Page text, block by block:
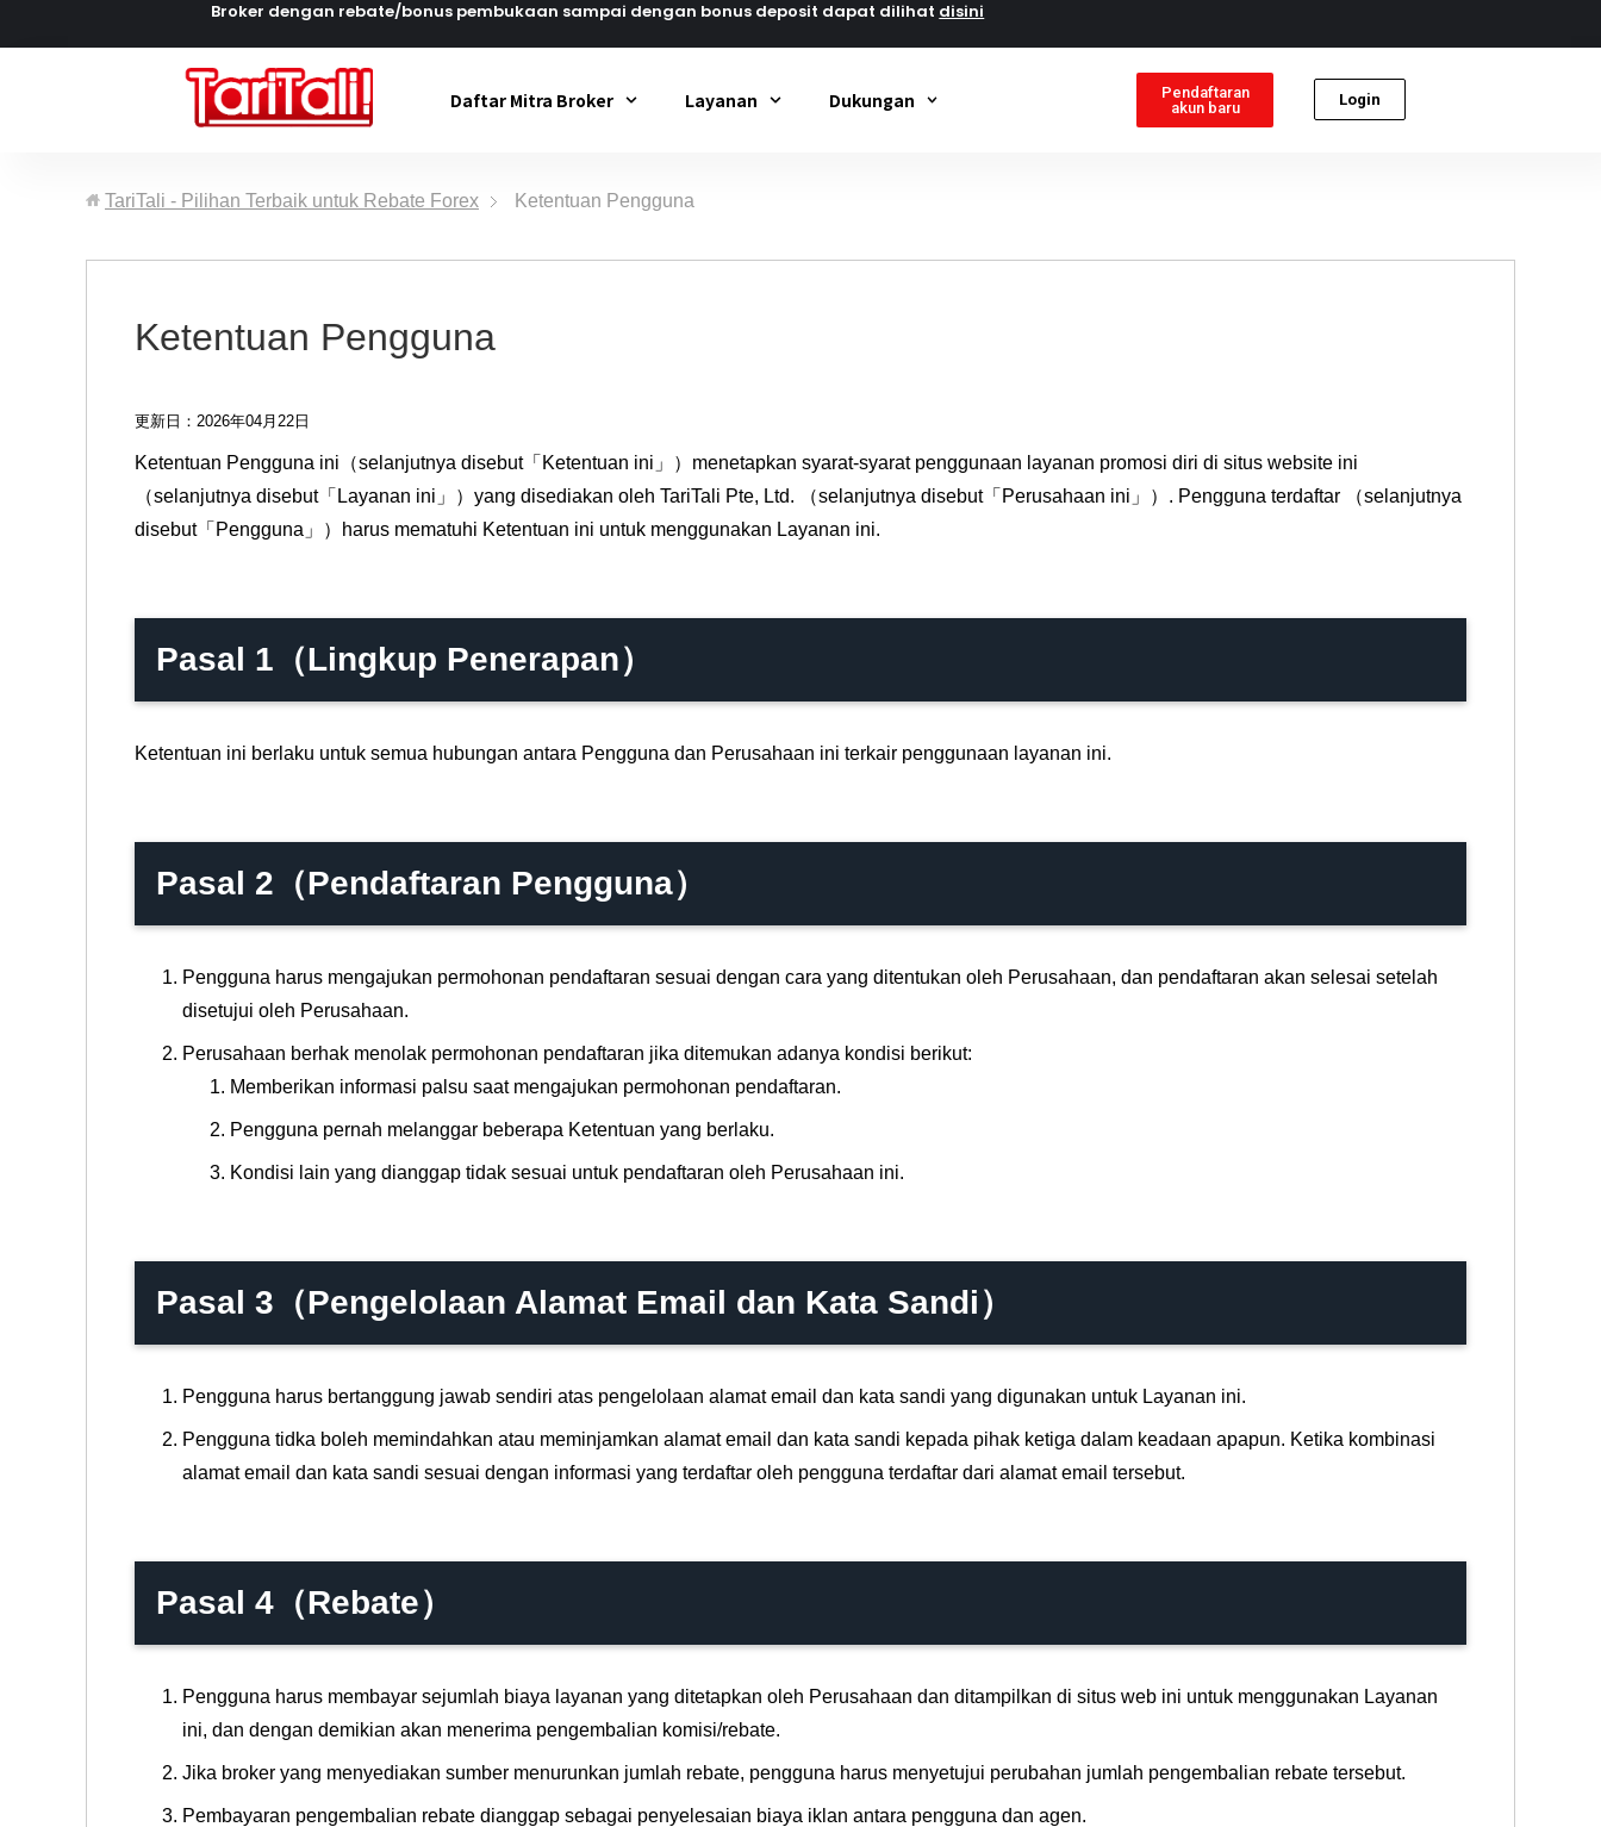
Broker dengan rebate/bonus pembukaan sampai dengan bonus deposit dapat dilihat disini
Daftar Mitra Broker Layanan Dukungan
Pendaftaran
akun baru
Login
TariTali - Pilihan Terbaik untuk Rebate Forex Ketentuan Pengguna
Ketentuan Pengguna
更新日：2026年04月22日
Ketentuan Pengguna ini（selanjutnya disebut「Ketentuan ini」）menetapkan syarat-syarat penggunaan layanan promosi diri di situs website ini
（selanjutnya disebut「Layanan ini」）yang disediakan oleh TariTali Pte, Ltd. （selanjutnya disebut「Perusahaan ini」）. Pengguna terdaftar （selanjutnya
disebut「Pengguna」）harus mematuhi Ketentuan ini untuk menggunakan Layanan ini.
Pasal 1（Lingkup Penerapan）
Ketentuan ini berlaku untuk semua hubungan antara Pengguna dan Perusahaan ini terkair penggunaan layanan ini.
Pasal 2（Pendaftaran Pengguna）
Pengguna harus mengajukan permohonan pendaftaran sesuai dengan cara yang ditentukan oleh Perusahaan, dan pendaftaran akan selesai setelah
disetujui oleh Perusahaan.
Perusahaan berhak menolak permohonan pendaftaran jika ditemukan adanya kondisi berikut:
Memberikan informasi palsu saat mengajukan permohonan pendaftaran.
Pengguna pernah melanggar beberapa Ketentuan yang berlaku.
Kondisi lain yang dianggap tidak sesuai untuk pendaftaran oleh Perusahaan ini.
Pasal 3（Pengelolaan Alamat Email dan Kata Sandi）
Pengguna harus bertanggung jawab sendiri atas pengelolaan alamat email dan kata sandi yang digunakan untuk Layanan ini.
Pengguna tidka boleh memindahkan atau meminjamkan alamat email dan kata sandi kepada pihak ketiga dalam keadaan apapun. Ketika kombinasi
alamat email dan kata sandi sesuai dengan informasi yang terdaftar oleh pengguna terdaftar dari alamat email tersebut.
Pasal 4（Rebate）
Pengguna harus membayar sejumlah biaya layanan yang ditetapkan oleh Perusahaan dan ditampilkan di situs web ini untuk menggunakan Layanan
ini, dan dengan demikian akan menerima pengembalian komisi/rebate.
Jika broker yang menyediakan sumber menurunkan jumlah rebate, pengguna harus menyetujui perubahan jumlah pengembalian rebate tersebut.
Pembayaran pengembalian rebate dianggap sebagai penyelesaian biaya iklan antara pengguna dan agen.